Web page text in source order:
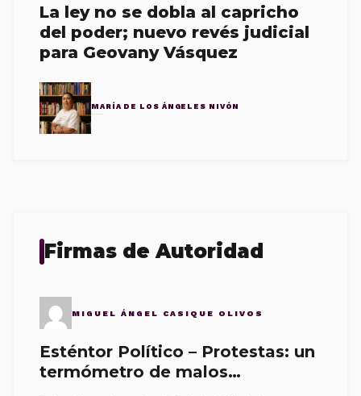
La ley no se dobla al capricho
del poder; nuevo revés judicial
para Geovany Vásquez
MARÍA DE LOS ÁNGELES NIVÓN
Firmas de Autoridad
MIGUEL ÁNGEL CASIQUE OLIVOS
Esténtor Político – Protestas: un
termómetro de malos